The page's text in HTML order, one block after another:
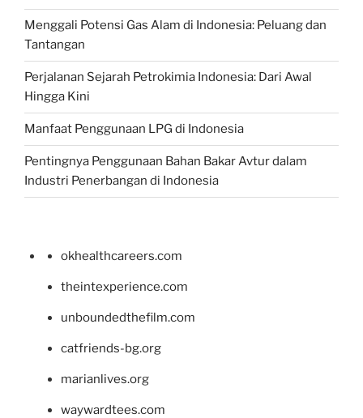
Menggali Potensi Gas Alam di Indonesia: Peluang dan
Tantangan
Perjalanan Sejarah Petrokimia Indonesia: Dari Awal
Hingga Kini
Manfaat Penggunaan LPG di Indonesia
Pentingnya Penggunaan Bahan Bakar Avtur dalam
Industri Penerbangan di Indonesia
okhealthcareers.com
theintexperience.com
unboundedthefilm.com
catfriends-bg.org
marianlives.org
waywardtees.com